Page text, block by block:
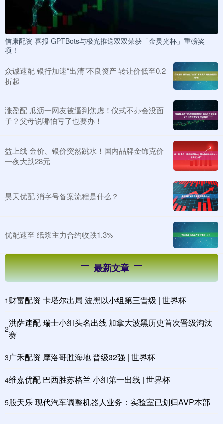
信康配资 喜报 GPTBots与极光推送双双荣获「金灵光杯」重磅奖
项！
众诚速配 银行加速“出清”不良资产 转让价低至0.2
折起
涨盈配 瓜沥一网友被逼到焦虑！仪式不办会没面
子？父母说哪怕亏了也要办！
益上线 金价、银价突然跳水！国内品牌金饰克价
一夜大跌28元
昊天优配 消字号备案流程是什么？
优配速至 纸浆主力合约收跌1.3%
最新文章
1 财富配资 卡塔尔出局 波黑以小组第三晋级 | 世界杯
2
洪萨速配 瑞士小组头名出线 加拿大波黑历史首次晋级淘汰
赛
3广禾配资 摩洛哥胜海地 晋级32强 | 世界杯
4维嘉优配 巴西胜苏格兰 小组第一出线 | 世界杯
5股天乐 现代汽车调整机器人业务：实验室已划归AVP本部